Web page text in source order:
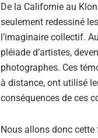
De la Californie au
seulement redessiné
l’imaginaire collectif.
pléiade d’artistes,
photographes. Ces
à distance, ont utilisé
conséquences de ces
Nous allons donc cette